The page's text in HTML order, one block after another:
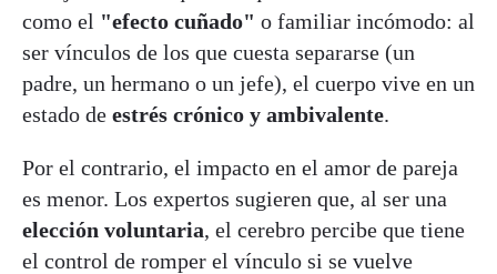
como el "efecto cuñado" o familiar incómodo: al
ser vínculos de los que cuesta separarse (un
padre, un hermano o un jefe), el cuerpo vive en un
estado de estrés crónico y ambivalente.
Por el contrario, el impacto en el amor de pareja
es menor. Los expertos sugieren que, al ser una
elección voluntaria, el cerebro percibe que tiene
el control de romper el vínculo si se vuelve